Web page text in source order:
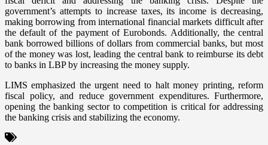
government’s attempts to increase taxes, its income is decreasing,
making borrowing from international financial markets difficult after
the default of the payment of Eurobonds. Additionally, the central
bank borrowed billions of dollars from commercial banks, but most
of the money was lost, leading the central bank to reimburse its debt
to banks in LBP by increasing the money supply.
LIMS emphasized the urgent need to halt money printing, reform
fiscal policy, and reduce government expenditures. Furthermore,
opening the banking sector to competition is critical for addressing
the banking crisis and stabilizing the economy.